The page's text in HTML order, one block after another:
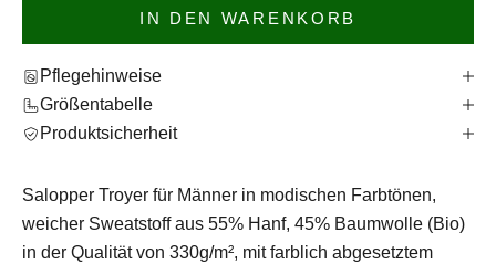
IN DEN WARENKORB
Pflegehinweise
Größentabelle
Produktsicherheit
Salopper Troyer für Männer in modischen Farbtönen,
weicher Sweatstoff aus 55% Hanf, 45% Baumwolle (Bio)
in der Qualität von 330g/m², mit farblich abgesetztem